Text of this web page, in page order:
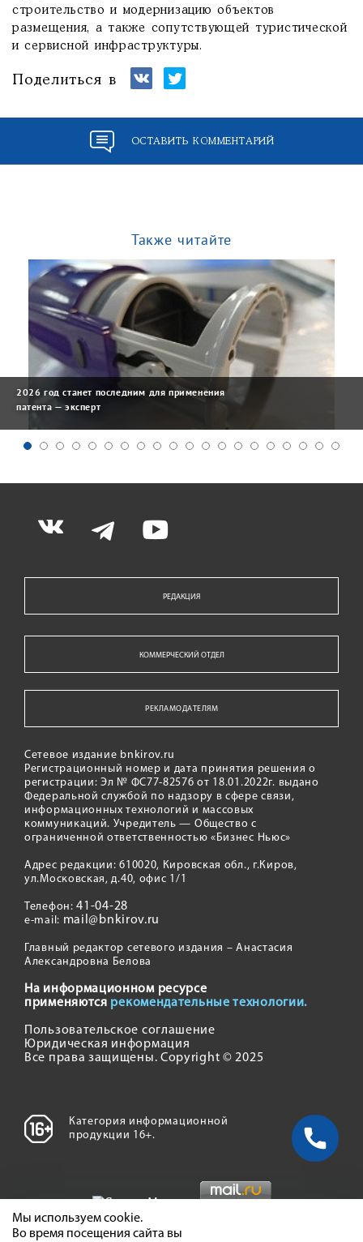
строительство и модернизацию объектов
размещения, а также сопутствующей туристической
и сервисной инфраструктуры.
Поделиться в
ОСТАВИТЬ КОММЕНТАРИЙ
Также читайте
2026 год станет последним для применения
патента — эксперт
РЕДАКЦИЯ
КОММЕРЧЕСКИЙ ОТДЕЛ
РЕКЛАМОДАТЕЛЯМ
Сетевое издание bnkirov.ru
Регистрационный номер и дата принятия решения о
регистрации: Эл № ФС77-82576 от 18.01.2022г. выдано
Федеральной службой по надзору в сфере связи,
информационных технологий и массовых
коммуникаций. Учредитель — Общество с
ограниченной ответственностью «Бизнес Ньюс»
Адрес редакции: 610020, Кировская обл., г.Киров,
ул.Московская, д.40, офис 1/1
Телефон:41-04-28
e-mail: mail@bnkirov.ru
Главный редактор сетевого издания – Анастасия
Александровна Белова
На информационном ресурсе
применяются рекомендательные технологии.
Пользовательское соглашение
Юридическая информация
Все права защищены. Copyright © 2025
Категория информационной
продукции 16+.
Мы используем cookie.
Во время посещения сайта вы